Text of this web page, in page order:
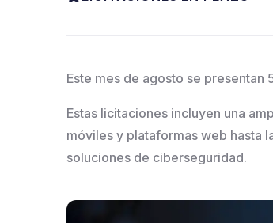
Este mes de agosto se presentan
Estas licitaciones incluyen una
móviles y plataformas web hasta
soluciones de ciberseguridad.